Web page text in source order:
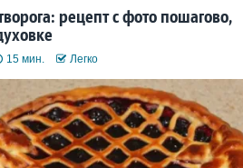
рецепт с фото пошагово,
15 мин. Легко